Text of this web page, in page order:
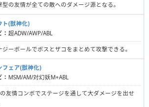
型の友情が全ての敵へのダメージ源となる。
ト(獣神化)
超ADW/AWP/ABL
ジーボールでボスとザコをまとめて攻撃できる。
フェア(獣神化)
MSM/AM/対幻妖M+ABL
友情コンボでステージを通して大ダメージを出せ